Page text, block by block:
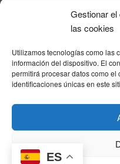
Gestionar
las cookies
Utilizamos tecnologías como las
información del dispositivo. El
permitirá procesar datos como
identificaciones únicas en este
Evento
Powered by
Política de privacidad| Aviso
nosotros
HOME
ES